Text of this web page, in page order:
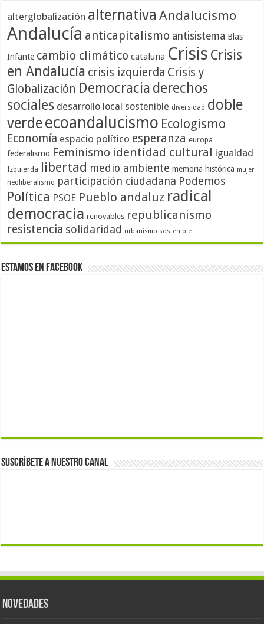
alterglobalización alternativa Andalucismo
Andalucía anticapitalismo antisistema Blas
Infante cambio climático cataluña Crisis Crisis
en Andalucía crisis izquierda Crisis y
Globalización Democracia derechos
sociales desarrollo local sostenible diversidad doble
verdeecoandalucismo Ecologismo
Economía espacio político esperanza europa
federalismo Feminismo identidad cultural igualdad
Izquierda libertad medio ambiente memoria histórica mujer
neoliberalismo participación ciudadana Podemos
Política PSOE Pueblo andaluz radical
democracia renovables republicanismo
resistencia solidaridad urbanismo sostenible
Estamos en Facebook
Suscríbete a nuestro canal
Novedades